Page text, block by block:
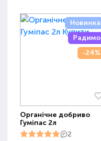
Новинка
Радимо
-24%
Органічне добриво
Гуміпас 2л
2